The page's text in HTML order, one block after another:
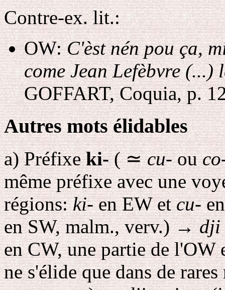
Contre-ex. lit.:
OW:C'èst nén pou ça,
come Jean Lefèbvre (...)
GOFFART, Coquia, p.
Autres mots élidables
a) Préfixeki-(≃cu-ou
même préfixe avec une
régions:ki-en EW etcu-
en SW, malm., verv.)→dji
en CW, une partie de l'OW
ne s'élide que dans de